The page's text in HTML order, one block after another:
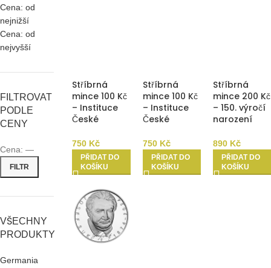
Cena: od
nejnižší
Cena: od
nejvyšší
FILTROVAT
PODLE
CENY
FILTR
Cena: —
VŠECHNY
PRODUKTY
Germania
Stříbrná
mince 100 Kč
– Instituce
České
Bezpečnostn
í informační
služba 2024
Proof
750 Kč
PŘIDAT DO
KOŠÍKU
Stříbrná
mince 100 Kč
– Instituce
České
Nejvyšší
státní
zastupitelstv
í 2024 Proof
750 Kč
PŘIDAT DO
KOŠÍKU
Stříbrná
mince 200 Kč
– 150. výročí
narození
2024 b.k.
890 Kč
PŘIDAT DO
KOŠÍKU